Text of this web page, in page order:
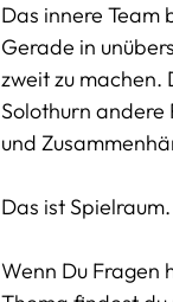
Das innere Team
Gerade in
zweit zu machen.
Solothurn andere
und
Das ist
Wenn Du Fragen